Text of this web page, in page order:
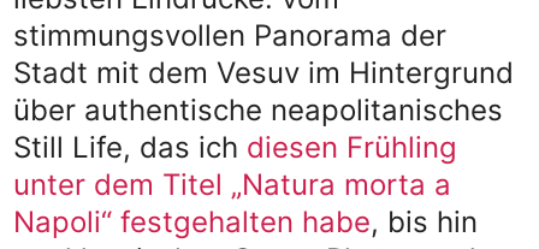
stimmungsvollen Panorama der
Stadt mit dem Vesuv im Hintergrund
über authentische neapolitanisches
Still Life, das ich diesen Frühling
unter dem Titel „Natura morta a
Napoli“ festgehalten habe, bis hin